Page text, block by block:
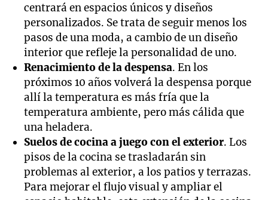
centrará en espacios únicos y diseños
personalizados. Se trata de seguir menos los
pasos de una moda, a cambio de un diseño
interior que refleje la personalidad de uno.
Renacimiento de la despensa. En los
próximos 10 años volverá la despensa porque
allí la temperatura es más fría que la
temperatura ambiente, pero más cálida que
una heladera.
Suelos de cocina a juego con el exterior. Los
pisos de la cocina se trasladarán sin
problemas al exterior, a los patios y terrazas.
Para mejorar el flujo visual y ampliar el